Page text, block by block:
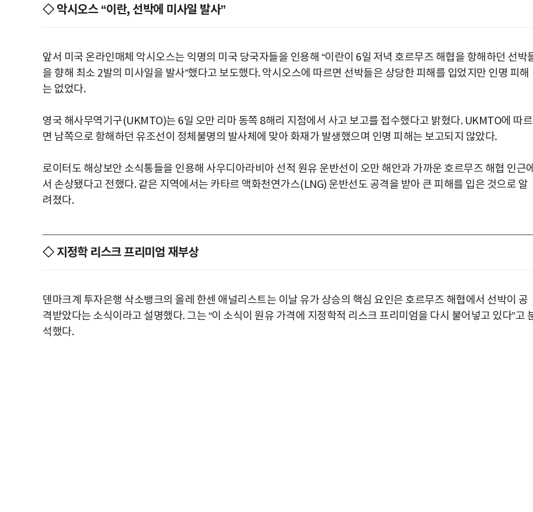
◇ 악시오스 “이란, 선박에 미사일 발사”
앞서 미국 온라인매체 악시오스는 익명의 미국 당국자들을 인용해 “이란이 6일 저녁 호르무즈 해협을 항해하던 선박
을 향해 최소 2발의 미사일을 발사”했다고 보도했다. 악시오스에 따르면 선박들은 상당한 피해를 입었지만 인명 피해
는 없었다.
영국 해사무역기구(UKMTO)는 6일 오만 리마 동쪽 8해리 지점에서 사고 보고를 접수했다고 밝혔다. UKMTO에 따르
면 남쪽으로 항해하던 유조선이 정체불명의 발사체에 맞아 화재가 발생했으며 인명 피해는 보고되지 않았다.
로이터도 해상보안 소식통들을 인용해 사우디아라비아 선적 원유 운반선이 오만 해안과 가까운 호르무즈 해협 인근에
서 손상됐다고 전했다. 같은 지역에서는 카타르 액화천연가스(LNG) 운반선도 공격을 받아 큰 피해를 입은 것으로 알
려졌다.
◇ 지정학 리스크 프리미엄 재부상
덴마크계 투자은행 삭소뱅크의 올레 한센 애널리스트는 이날 유가 상승의 핵심 요인은 호르무즈 해협에서 선박이 공
격받았다는 소식이라고 설명했다. 그는 “이 소식이 원유 가격에 지정학적 리스크 프리미엄을 다시 불어넣고 있다”고
석했다.